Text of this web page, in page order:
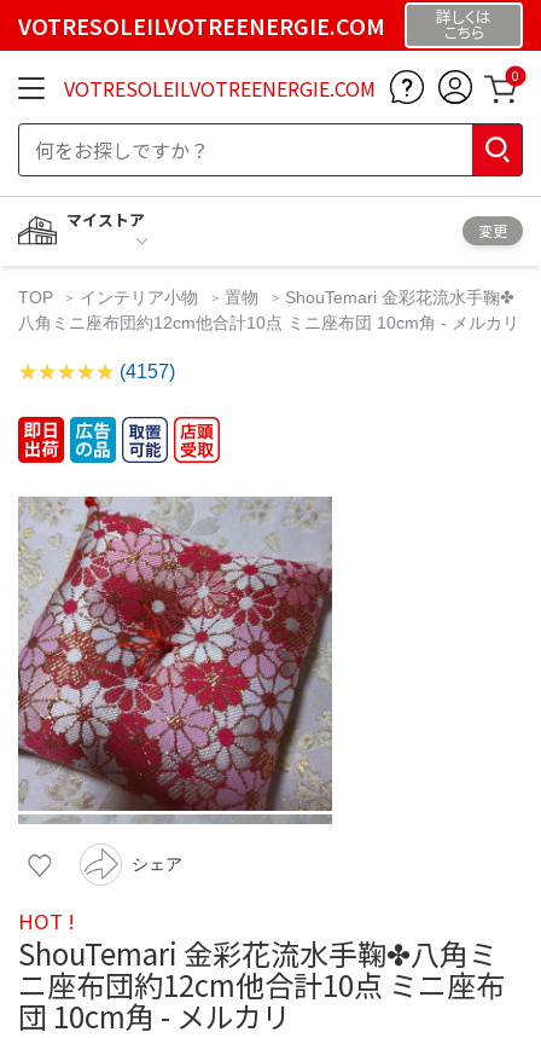
VOTRESOLEILVOTREENERGIE.COM 詳しくは
こちら
VOTRESOLEILVOTREENERGIE.COM 0
マイストア
変更
TOP インテリア小物 置物
ShouTemari 金彩花流水手鞠✤
八角ミニ座布団約12cm他合計10点 ミニ座布団 10cm角 - メルカリ
(4157)
シェア
HOT !
ShouTemari 金彩花流水手鞠✤八角ミ
ニ座布団約12cm他合計10点 ミニ座布
団 10cm角 - メルカリ